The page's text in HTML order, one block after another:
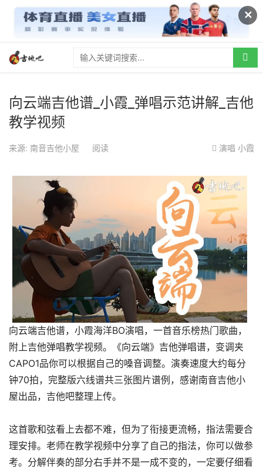
✕
向云端吉他谱_小霞_弹唱示范讲解_吉他
教学视频
来源: 南音吉他小屋 阅读 演唱 小霞
向云端吉他谱，小霞海洋BO演唱，一首音乐榜热门歌曲，
附上吉他弹唱教学视频。《向云端》吉他弹唱谱，变调夹
CAPO1品你可以根据自己的嗓音调整。演奏速度大约每分
钟70拍，完整版六线谱共三张图片谱例，感谢南音吉他小
屋出品，吉他吧整理上传。
这首歌和弦看上去都不难，但为了衔接更流畅，指法需要合
理安排。老师在教学视频中分享了自己的指法，你可以做参
考。分解伴奏的部分右手并不是一成不变的，一定要仔细看